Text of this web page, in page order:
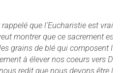
que l'Eucharistie est
montrer que ce sacrement est
grains de blé qui composent le
à élever nos coeurs vers
redit que nous devons être